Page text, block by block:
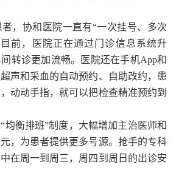
，协和医院一直有“一次挂号、多次
前，医院正在通过门诊信息系统升
转诊更加流畅。医院还在手机App和
声和采血的自动预约、自助改约，患
动动手指，就可以把检查精准预约到
均衡排班”制度，大幅增加主治医师和
，为患者提供更多号源。抢手的专科
在周一到周三，周四到周日的出诊安